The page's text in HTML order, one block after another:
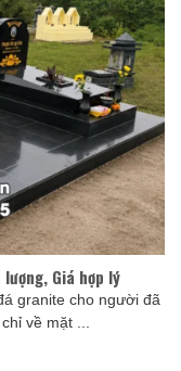
Giá hợp lý
granite cho người đã
về mặt ...